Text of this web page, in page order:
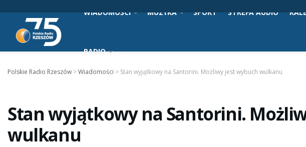
WIADOMOŚCI MUZYKA SPORT STREFA AUDIO
RADIO
Polskie Radio Rzeszów >Wiadomości > Stan wyjątkowy na Santorini. Możliwy jest wybuch wulkanu
Stan wyjątkowy na Santorini.
wulkanu